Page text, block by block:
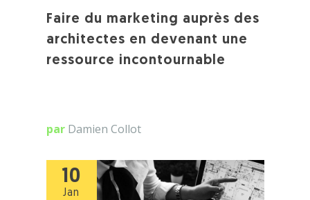
Faire du marketing auprès des
architectes en devenant une
ressource incontournable
par Damien Collot
10
Jan